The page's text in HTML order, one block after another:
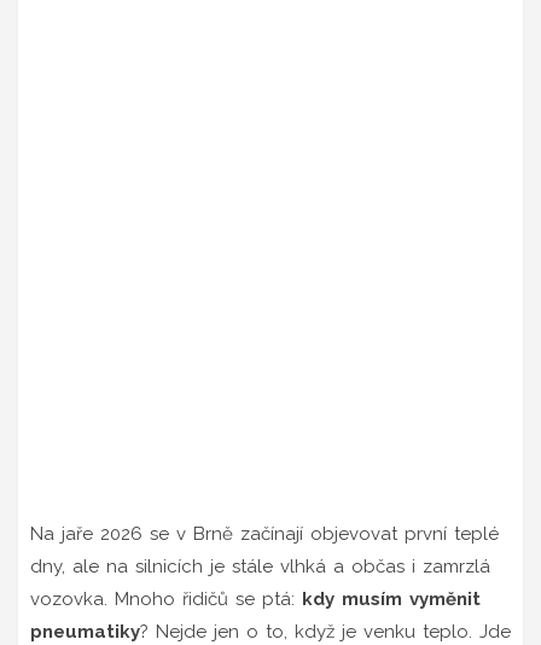
Na jaře 2026 se v Brně začínají objevovat první teplé
dny, ale na silnicích je stále vlhká a občas i zamrzlá
vozovka. Mnoho řidičů se ptá: kdy musím vyměnit
pneumatiky? Nejde jen o to, když je venku teplo. Jde